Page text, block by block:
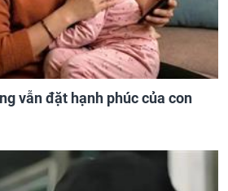
vẫn đặt hạnh phúc của con